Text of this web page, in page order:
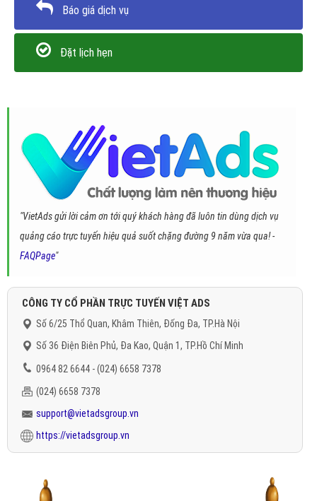
Báo giá dịch vụ
Đặt lịch hẹn
"VietAds gửi lời cảm ơn tới quý khách hàng đã luôn tin dùng dịch vụ
quảng cáo trực tuyến hiệu quả suốt chặng đường 9 năm vừa qua! -
FAQPage"
CÔNG TY CỔ PHẦN TRỰC TUYẾN VIỆT ADS
Số 6/25 Thổ Quan, Khâm Thiên, Đống Đa, TP.Hà Nội
Số 36 Điện Biên Phủ, Đa Kao, Quận 1, TP.Hồ Chí Minh
0964 82 6644 - (024) 6658 7378
(024) 6658 7378
support@vietadsgroup.vn
https://vietadsgroup.vn